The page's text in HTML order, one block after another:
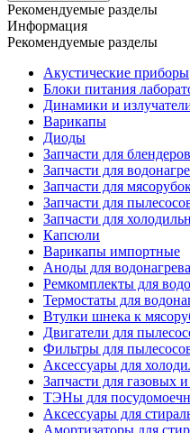
Рекомендуемые разделы
Информация
Рекомендуемые разделы
Акустические приборы
Блоки питания
Динамики и
Варикапы
Диоды
Запчасти для блендеров
Запчасти для
Запчасти для
Запчасти для
Запчасти для
Капсюли
Варикапы импортные
Аноды для
Ремкомплекты для
Термостаты для
Втулки шнека к
Двигатели для
Фильтры для
Аксессуары для
Запчасти для газовых
ТЭНы для
Аксессуары для
Амортизаторы для